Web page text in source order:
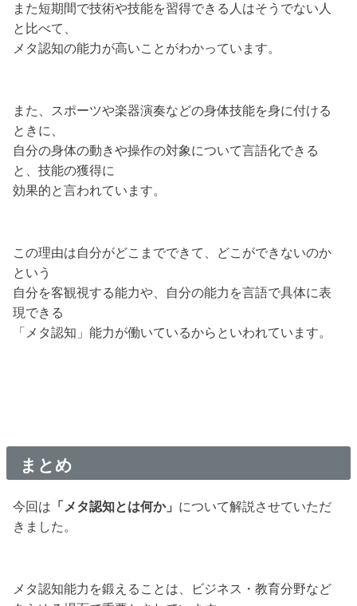
また短期間で技術や技能を習得できる人はそうでない人
と比べて、
メタ認知の能力が高いことがわかっています。
また、スポーツや楽器演奏などの身体技能を身に付ける
ときに、
自分の身体の動きや操作の対象について言語化できる
と、技能の獲得に
効果的と言われています。
この理由は自分がどこまでできて、どこができないのか
という
自分を客観視する能力や、自分の能力を言語で具体に表
現できる
「メタ認知」能力が働いているからといわれています。
まとめ
今回は 「メタ認知とは何か」 について解説させていただ
きました。
メタ認知能力を鍛えることは、ビジネス・教育分野など